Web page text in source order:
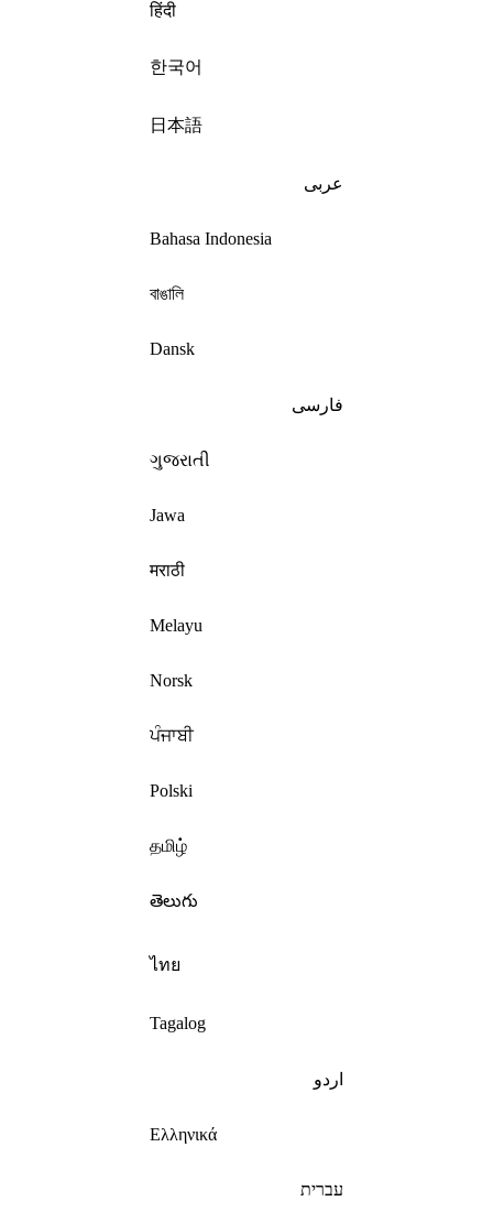
हिंदी
한국어
日本語
عربى
Bahasa Indonesia
বাঙালি
Dansk
فارسی
ગુજરાતી
Jawa
मराठी
Melayu
Norsk
ਪੰਜਾਬੀ
Polski
தமிழ்
తెలుగు
ไทย
Tagalog
اردو
Ελληνικά
עברית